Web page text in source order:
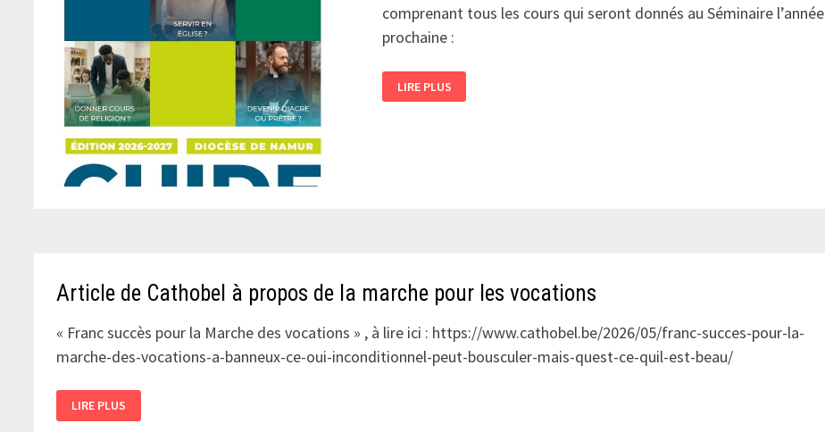
comprenant tous les cours qui seront donnés au Séminaire l’année
prochaine :
NOUVEAU
GUIDE
LIRE PLUS
Article de Cathobel à propos de la marche pour les vocations
« Franc succès pour la Marche des vocations » , à lire ici : https://www.cathobel.be/2026/05/franc-succes-pour-la-
marche-des-vocations-a-banneux-ce-oui-inconditionnel-peut-bousculer-mais-quest-ce-quil-est-beau/
ARTICLE
DE
CATHOBEL
LIRE PLUS